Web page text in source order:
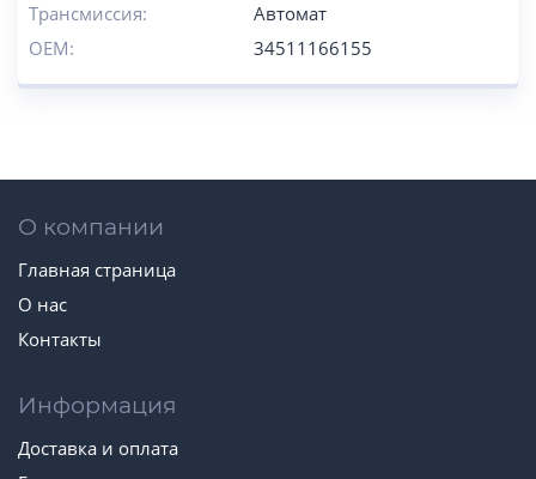
Трансмиссия:
Автомат
OEM:
34511166155
О компании
Главная страница
О нас
Контакты
Информация
Доставка и оплата